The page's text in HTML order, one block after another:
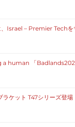
Israel – Premier Techを
human 「Badlands2021
ラケット T47シリーズ登場